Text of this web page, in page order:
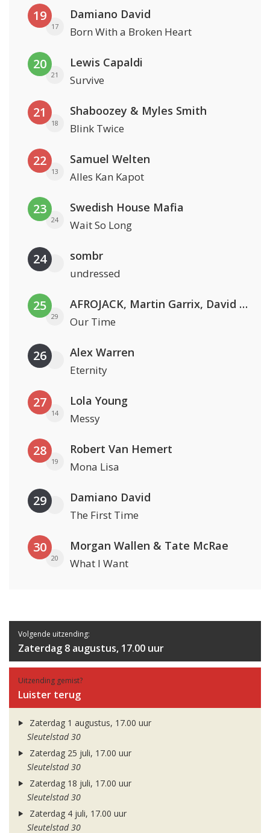
19
17
Damiano David
Born With a Broken Heart
20
21
Lewis Capaldi
Survive
21
18
Shaboozey & Myles Smith
Blink Twice
22
13
Samuel Welten
Alles Kan Kapot
23
24
Swedish House Mafia
Wait So Long
24 sombr
undressed
25
29
AFROJACK, Martin Garrix, David Guetta & Amél
Our Time
26 Alex Warren
Eternity
27
14
Lola Young
Messy
28
19
Robert Van Hemert
Mona Lisa
29 Damiano David
The First Time
30
20
Morgan Wallen & Tate McRae
What I Want
Volgende uitzending:
Zaterdag 8 augustus, 17.00 uur
Uitzending gemist?
Luister terug
Zaterdag 1 augustus, 17.00 uur
Sleutelstad 30
Zaterdag 25 juli, 17.00 uur
Sleutelstad 30
Zaterdag 18 juli, 17.00 uur
Sleutelstad 30
Zaterdag 4 juli, 17.00 uur
Sleutelstad 30